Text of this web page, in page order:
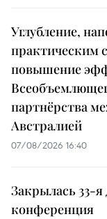
Углубление,
практическим
повышение
партнёрства
Австралией
07/08/2026 16:40
Закрылась 33-
конференция